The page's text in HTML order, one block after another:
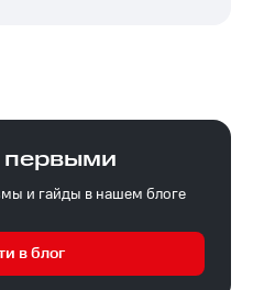
первыми
и гайды в нашем блоге
в блог